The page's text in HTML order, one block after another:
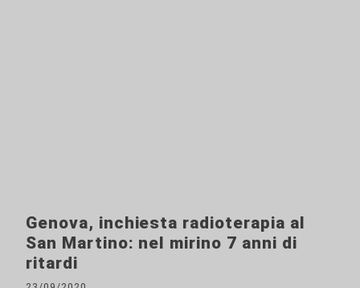
Genova, inchiesta radioterapia al
San Martino: nel mirino 7 anni di
ritardi